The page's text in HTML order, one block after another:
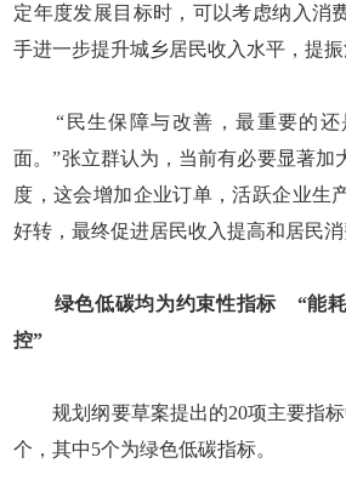
定年度发展目标时，可以考虑纳入消
手进一步提升城乡居民收入水平，提振
“民生保障与改善，最重要的还
面。”张立群认为，当前有必要显著加
度，这会增加企业订单，活跃企业生
好转，最终促进居民收入提高和居民消
绿色低碳均为约束性指标 “能
控”
规划纲要草案提出的20项主要指标
个，其中5个为绿色低碳指标。